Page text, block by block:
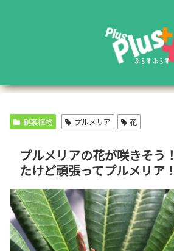
観葉植物 プルメリア 花
プルメリアの花が咲きそう
たけど頑張ってプルメリア！